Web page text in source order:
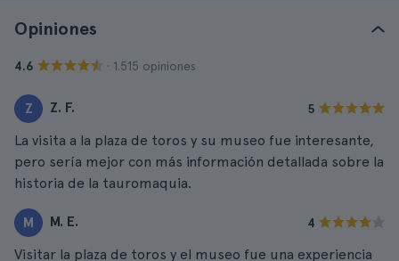
Opiniones
4.6 · 1.515 opiniones
Z Z. F. 5
La visita a la plaza de toros y su museo fue interesante,
pero sería mejor con más información detallada sobre la
historia de la tauromaquia.
M M. E. 4
Visitar la plaza de toros y el museo fue una experiencia